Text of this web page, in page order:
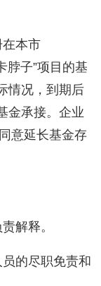
本市
脖子”项目的基
情况，到期后
金承接。企业
意延长基金存
解释。
的尽职免责和